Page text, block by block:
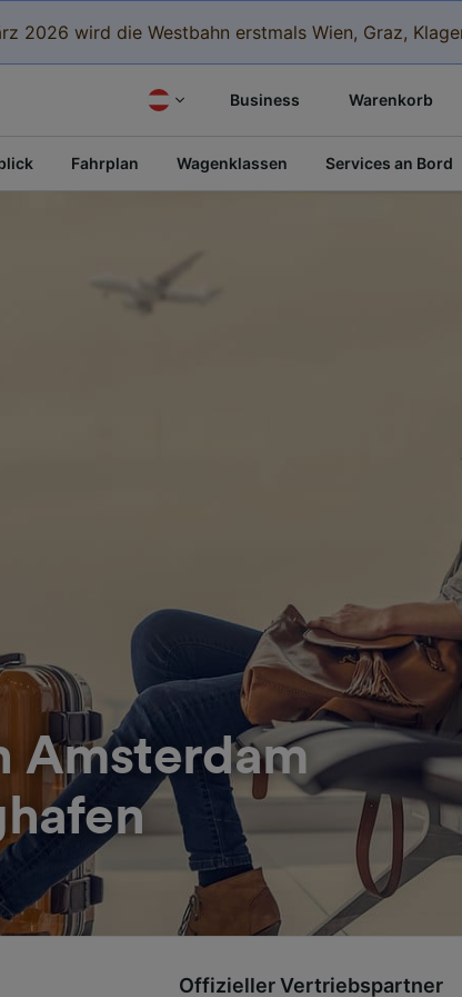
2026 wird die Westbahn erstmals Wien, Graz,
Business Warenkorb
Fahrplan Wagenklassen Services an Bord
Amsterdam
Offizieller Vertriebspartner